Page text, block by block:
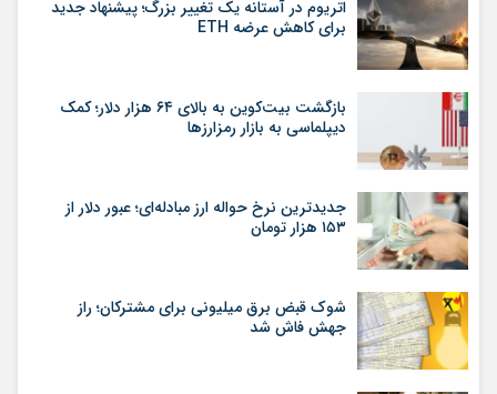
اتریوم در آستانه یک تغییر بزرگ؛ پیشنهاد جدید
برای کاهش عرضه ETH
بازگشت بیت‌کوین به بالای ۶۴ هزار دلار؛ کمک
دیپلماسی به بازار رمزارزها
جدیدترین نرخ حواله ارز مبادله‌ای؛ عبور دلار از
۱۵۳ هزار تومان
شوک قبض برق میلیونی برای مشترکان؛ راز
جهش فاش شد